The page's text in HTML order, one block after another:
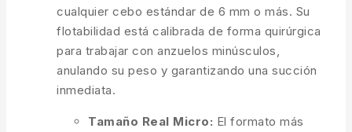
cualquier cebo estándar de 6 mm o más. Su
flotabilidad está calibrada de forma quirúrgica
para trabajar con anzuelos minúsculos,
anulando su peso y garantizando una succión
inmediata.
Tamaño Real Micro: El formato más